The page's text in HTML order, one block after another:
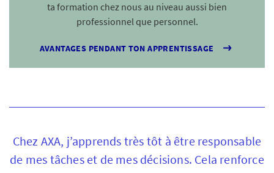
ta formation chez nous au niveau aussi bien
professionnel que personnel.
AVANTAGES PENDANT TON APPRENTISSAGE
Chez AXA, j’apprends très tôt à être responsable
de mes tâches et de mes décisions. Cela renforce